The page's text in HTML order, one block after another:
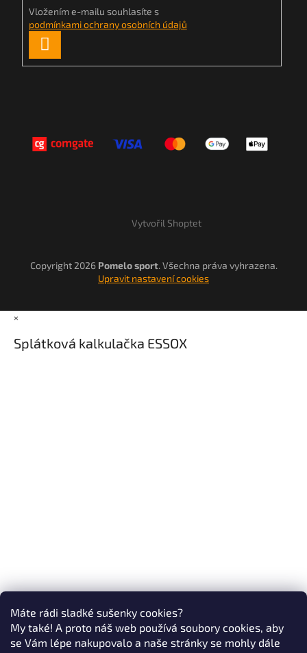
Máte rádi sladké sušenky cookies?
My také! A proto náš web používá soubory cookies, aby
se Vám lépe nakupovalo a naše stránky se mohly dále
Vložením e-mailu souhlasíte s
podmínkami ochrany osobních údajů
SE
Vytvořil Shoptet
Copyright 2026 Pomelo sport. Všechna práva vyhrazena.
Upravit nastavení cookies
×
Splátková kalkulačka ESSOX